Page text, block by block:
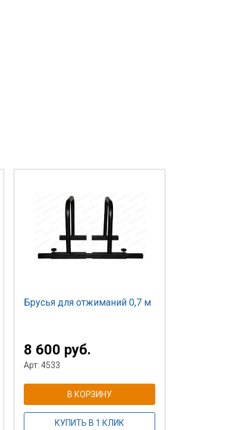
Брусья для отжиманий 0,7 м
8 600 руб.
Арт: 4533
В КОРЗИНУ
КУПИТЬ В 1 КЛИК